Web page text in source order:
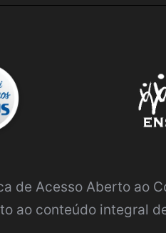
de Acesso Aberto ao
ao conteúdo integral